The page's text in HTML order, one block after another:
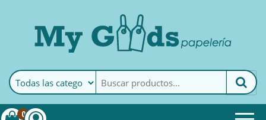
MyGoods · PapeleríaMy Goods es tu papelería
online de confianza. Podrás
encontrar todo lo necesario
0